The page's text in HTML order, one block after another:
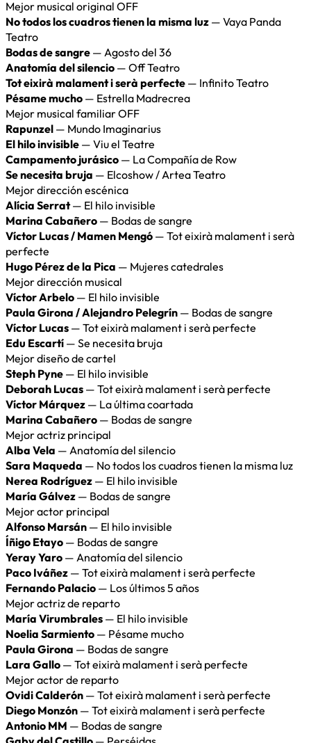
Mejor musical original OFF
No todos los cuadros tienen la misma luz — Vaya Panda
Teatro
Bodas de sangre — Agosto del 36
Anatomía del silencio — Off Teatro
Tot eixirà malament i serà perfecte — Infinito Teatro
Pésame mucho — Estrella Madrecrea
Mejor musical familiar OFF
Rapunzel — Mundo Imaginarius
El hilo invisible — Viu el Teatre
Campamento jurásico — La Compañía de Row
Se necesita bruja — Elcoshow / Artea Teatro
Mejor dirección escénica
Alícia Serrat— El hilo invisible
Marina Cabañero — Bodas de sangre
Víctor Lucas / Mamen Mengó — Tot eixirà malament i serà
perfecte
Hugo Pérez de la Pica — Mujeres catedrales
Mejor dirección musical
Víctor Arbelo — El hilo invisible
Paula Girona / Alejandro Pelegrín — Bodas de sangre
Víctor Lucas — Tot eixirà malament i serà perfecte
Edu Escartí — Se necesita bruja
Mejor diseño de cartel
Steph Pyne — El hilo invisible
Deborah Lucas — Tot eixirà malament i serà perfecte
Víctor Márquez — La última coartada
Marina Cabañero — Bodas de sangre
Mejor actriz principal
Alba Vela — Anatomía del silencio
Sara Maqueda — No todos los cuadros tienen la misma luz
Nerea Rodríguez — El hilo invisible
María Gálvez — Bodas de sangre
Mejor actor principal
Alfonso Marsán — El hilo invisible
Íñigo Etayo — Bodas de sangre
Yeray Yaro — Anatomía del silencio
Paco Iváñez — Tot eixirà malament i serà perfecte
Fernando Palacio — Los últimos 5 años
Mejor actriz de reparto
María Virumbrales — El hilo invisible
Noelia Sarmiento — Pésame mucho
Paula Girona — Bodas de sangre
Lara Gallo — Tot eixirà malament i serà perfecte
Mejor actor de reparto
Ovidi Calderón — Tot eixirà malament i serà perfecte
Diego Monzón — Tot eixirà malament i serà perfecte
Antonio MM — Bodas de sangre